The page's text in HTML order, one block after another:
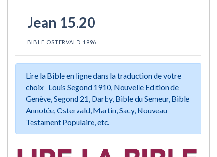
Jean 15.20
BIBLE OSTERVALD 1996
Lire la Bible en ligne dans la traduction de votre
choix : Louis Segond 1910, Nouvelle Edition de
Genève, Segond 21, Darby, Bible du Semeur, Bible
Annotée, Ostervald, Martin, Sacy, Nouveau
Testament Populaire, etc.